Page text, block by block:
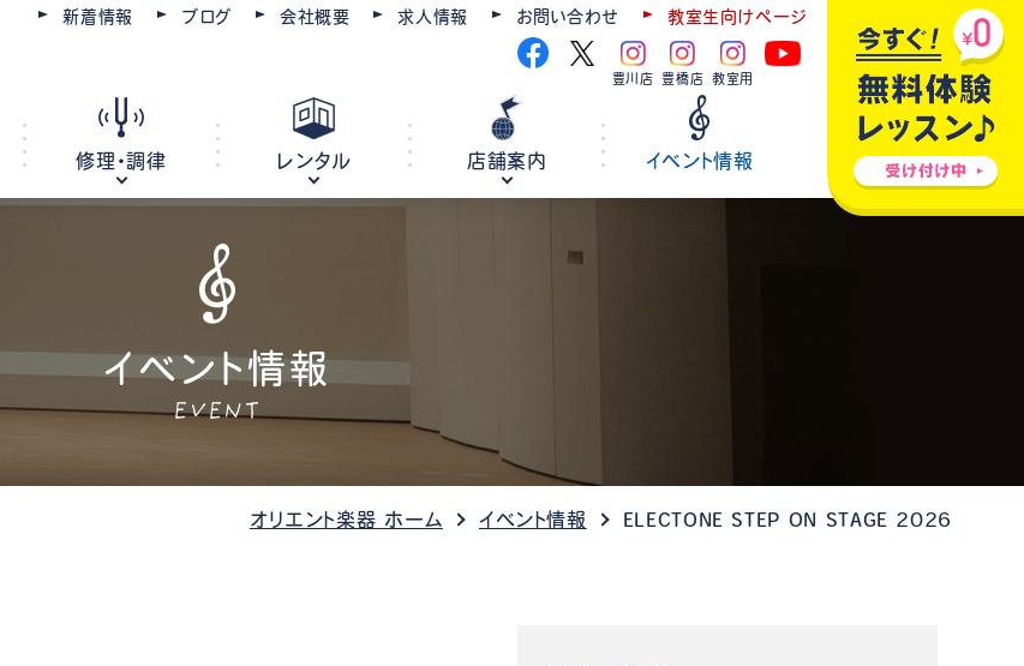
新着情報 ブログ 会社概要 求人情報 お問い合わせ 教室生向けページ
豊川店 豊橋店 教室用
レッスン会場
電子ピアノ
オルガン
キーボード
修理・調律
管楽器修理・メンテナンス
レンタル
教室レンタル
店舗案内
豊橋店
イベント情報
イベント情報
EVENT
オリエント楽器 ホーム イベント情報 ELECTONE STEP ON STAGE 2026